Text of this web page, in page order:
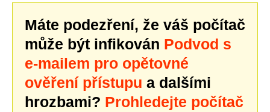
Máte podezření, že váš počítač
může být infikován Podvod s
e-mailem pro opětovné
ověření přístupu a dalšími
hrozbami? Prohledejte počítač